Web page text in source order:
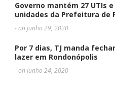
Governo mantém 27 UTIs
unidades da Prefeitura de
- on junho 29, 2020
Por 7 dias, TJ manda
lazer em Rondonópolis
- on junho 24, 2020